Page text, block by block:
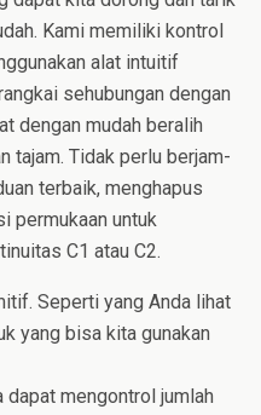
Kami memiliki kontrol
alat intuitif
sehubungan dengan
dengan mudah beralih
tajam. Tidak perlu berjam-
terbaik, menghapus
permukaan untuk
C1 atau C2.
Seperti yang Anda lihat
yang bisa kita gunakan
dapat mengontrol jumlah